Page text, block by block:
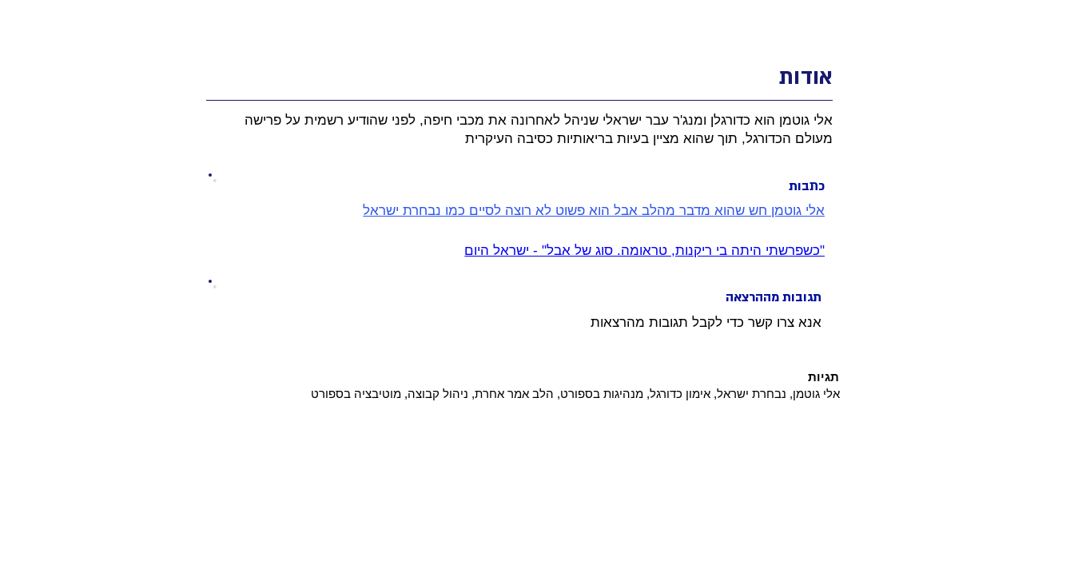
אודות
אלי גוטמן הוא כדורגלן ומנג'ר עבר ישראלי שניהל לאחרונה את מכבי חיפה, לפני שהודיע רשמית על פרישה
מעולם הכדורגל, תוך שהוא מציין בעיות בריאותיות כסיבה העיקרית
כתבות
אלי גוטמן חש שהוא מדבר מהלב אבל הוא פשוט לא רוצה לסיים כמו נבחרת ישראל
"כשפרשתי היתה בי ריקנות, טראומה. סוג של אבל" - ישראל היום
תגובות מההרצאה
אנא צרו קשר כדי לקבל תגובות מהרצאות
תגיות
אלי גוטמן, נבחרת ישראל, אימון כדורגל, מנהיגות בספורט, הלב אמר אחרת, ניהול קבוצה, מוטיבציה בספורט